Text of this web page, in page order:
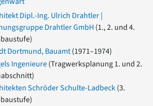
nrw
Dipl.-Ing. Ulrich Drahtler |
Drahtler GmbH (1., 2. und 4.
Dortmund, Bauamt(1971–1974)
Ingenieure(Tragwerksplanung 1. und 2.
Schröder Schulte-Ladbeck(3.